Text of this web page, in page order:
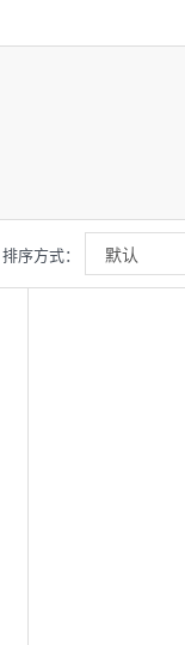
排序方式：